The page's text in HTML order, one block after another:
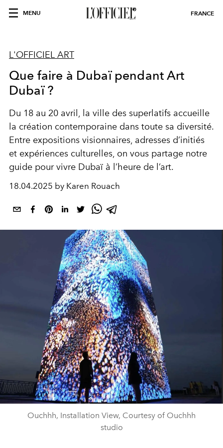
MENU FRANCE
L'OFFICIEL ART
Que faire à Dubaï pendant Art
Dubaï ?
Du 18 au 20 avril, la ville des superlatifs accueille
la création contemporaine dans toute sa diversité.
Entre expositions visionnaires, adresses d’initiés
et expériences culturelles, on vous partage notre
guide pour vivre Dubaï à l’heure de l’art.
18.04.2025 by Karen Rouach
Ouchhh, Installation View, Courtesy of Ouchhh
studio